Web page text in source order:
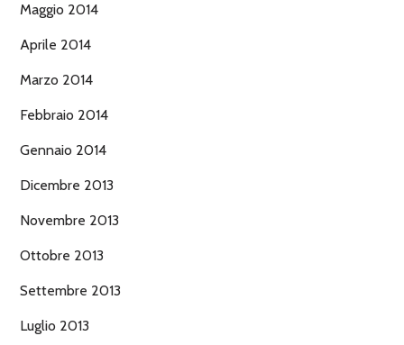
Maggio 2014
Aprile 2014
Marzo 2014
Febbraio 2014
Gennaio 2014
Dicembre 2013
Novembre 2013
Ottobre 2013
Settembre 2013
Luglio 2013